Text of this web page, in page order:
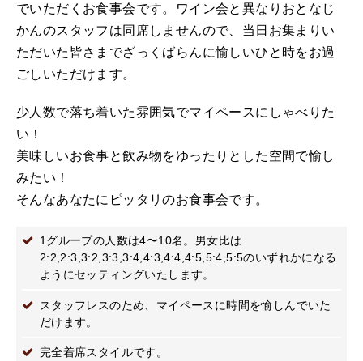
でいただくお食事会です。ワイン会と異なりおとなじ
かんのスタッフは同席しませんので、当日お集まりい
ただいた皆さまでざっくばらんに愉しいひと時をお過
ごしいただけます。
少人数で落ち着いた雰囲気でマイペースにしゃべりた
い！
美味しいお食事と飲み物をゆったりとした空間で愉し
みたい！
そんなあなたにピッタリのお食事会です。
1グループの人数は4〜10名。男女比は
2:2,2:3,3:2,3:3,3:4,4:3,4:4,4:5,5:4,5:5のいずれかになる
ようにセッティングいたします。
スタッフレスのため、マイペースに時間を愉しんでいた
だけます。
完全着席スタイルです。